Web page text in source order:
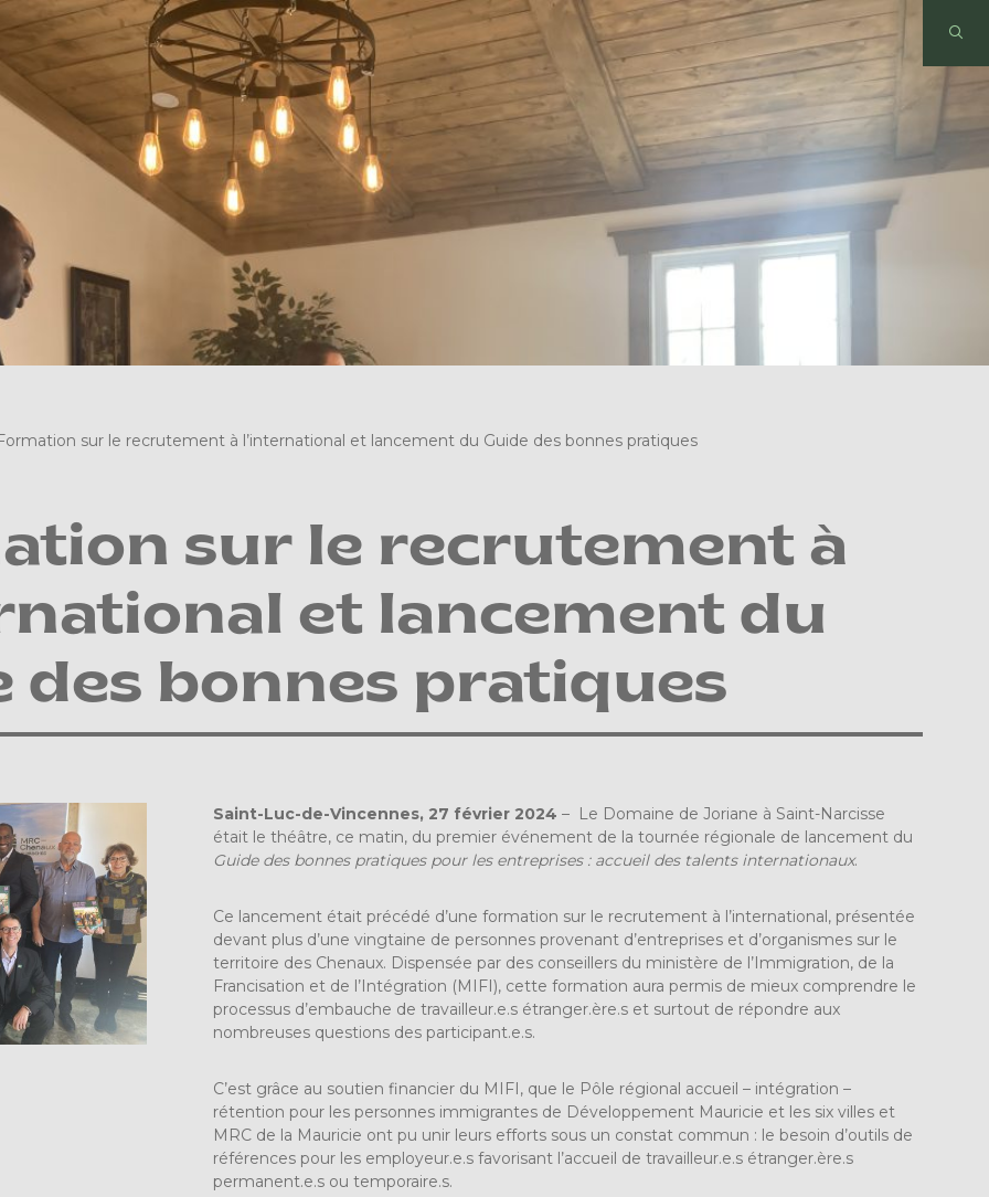
Formation sur le recrutement à l’international et lancement du Guide des bonnes pratiques
sur le recrutement à
et lancement du
des bonnes pratiques
Saint-Luc-de-Vincennes, 27 février 2024 – Le Domaine de Joriane à Saint-Narcisse
était le théâtre, ce matin, du premier événement de la tournée régionale de lancement du
Guide des bonnes pratiques pour les entreprises : accueil des talents internationaux.
Ce lancement était précédé d’une formation sur le recrutement à l’international, présentée
devant plus d’une vingtaine de personnes provenant d’entreprises et d’organismes sur le
territoire des Chenaux. Dispensée par des conseillers du ministère de l’Immigration, de la
Francisation et de l’Intégration (MIFI), cette formation aura permis de mieux comprendre le
processus d’embauche de travailleur.e.s étranger.ère.s et surtout de répondre aux
nombreuses questions des participant.e.s.
C’est grâce au soutien financier du MIFI, que le Pôle régional accueil – intégration –
rétention pour les personnes immigrantes de Développement Mauricie et les six villes et
MRC de la Mauricie ont pu unir leurs efforts sous un constat commun : le besoin d’outils de
références pour les employeur.e.s favorisant l’accueil de travailleur.e.s étranger.ère.s
permanent.e.s ou temporaire.s.